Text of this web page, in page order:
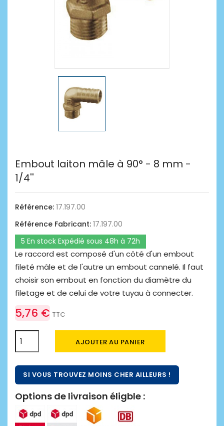
Embout laiton mâle à 90° - 8 mm -
1/4''
Référence: 17.197.00
Référence Fabricant: 17.197.00
5 En stock Expédié sous 48h à 72h
Le raccord est composé d'un côté d'un embout
fileté mâle et de l'autre un embout cannelé. Il faut
choisir son embout en fonction du diamètre du
filetage et de celui de votre tuyau à connecter.
5,76 € TTC
AJOUTER AU PANIER
SI VOUS TROUVEZ MOINS CHER AILLEURS !
Options de livraison éligble :